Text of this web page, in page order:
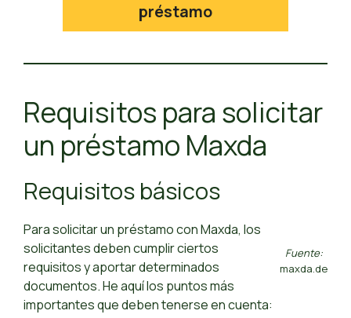
préstamo
Requisitos para solicitar
un préstamo Maxda
Requisitos básicos
Fuente:
maxda.de
Para solicitar un préstamo con Maxda, los
solicitantes deben cumplir ciertos
requisitos y aportar determinados
documentos. He aquí los puntos más
importantes que deben tenerse en cuenta: